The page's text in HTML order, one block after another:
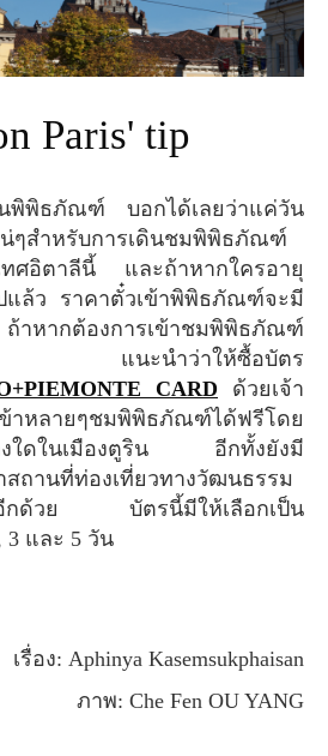
Paris' tip
น่ๆสำหรับการเดินชมพิพิธภัณฑ์
ศอิตาลีนี้ และถ้าหากใครอายุ
แล้ว ราคาตั๋วเข้าพิพิธภัณฑ์จะมี
หากต้องการเข้าชมพิพิธภัณฑ์
ะนำว่าให้ซื้อบัตร
CARD ด้วยเจ้า
าหลายๆชมพิพิธภัณฑ์ได้ฟรีโดย
างใดในเมืองตูริน อีกทั้งยังมี
สถานที่ท่องเที่ยวทางวัฒนธรรม
อีกด้วย บัตรนี้มีให้เลือกเป็น
3 และ 5 วัน
เรื่อง: Aphinya Kasemsukphaisan
ภาพ: Che Fen OU YANG